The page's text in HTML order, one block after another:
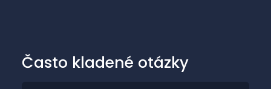
Často kladené otázky